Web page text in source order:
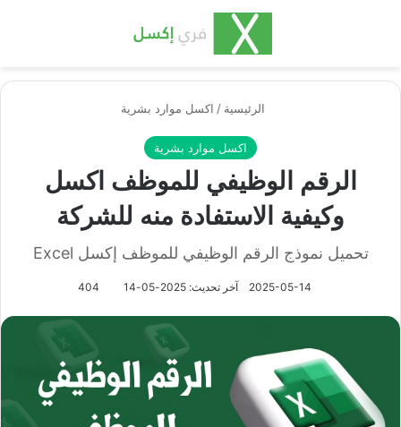
الرئيسية / اكسل موارد بشرية
اكسل موارد بشرية
الرقم الوظيفي للموظف اكسل
وكيفية الاستفادة منه للشركة
تحميل نموذج الرقم الوظيفي للموظف إكسل Excel
2025-05-14 آخر تحديث: 2025-05-14 404